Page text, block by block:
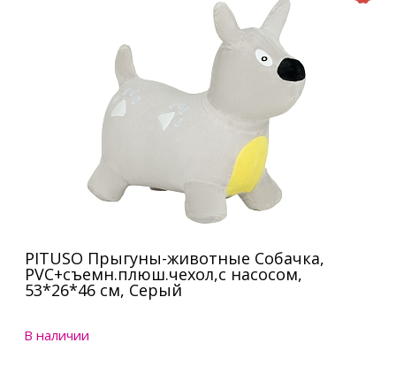
PITUSO Прыгуны-животные Собачка,
PVC+съемн.плюш.чехол,с насосом,
53*26*46 см, Серый
В наличии